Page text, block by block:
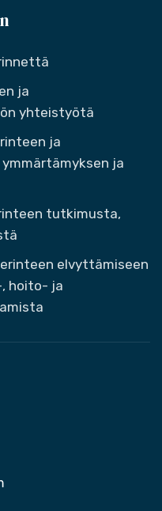
ja
yhteistyötä
ja
ja
tutkimusta,
elvyttämiseen
hoito- ja